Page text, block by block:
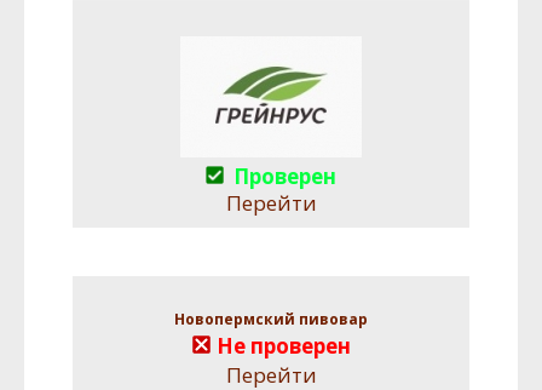
Проверен
Перейти
Новопермский пивовар
Не проверен
Перейти